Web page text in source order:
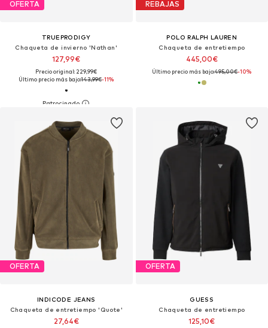
OFERTA
TRUEPRODIGY
Chaqueta de invierno 'Nathan'
127,99€
Precio original: 229,99€
Último precio más bajo:143,99€-11%
REBAJAS
POLO RALPH LAUREN
Chaqueta de entretiempo
445,00€
Último precio más bajo:495,00€-10%
OFERTA
INDICODE JEANS
Chaqueta de entretiempo 'Quote'
27,64€
OFERTA
GUESS
Chaqueta de entretiempo
125,10€